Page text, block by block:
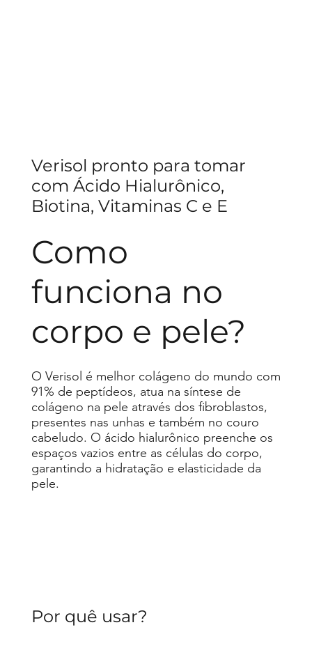
Verisol pronto para tomar
com Ácido Hialurônico,
Biotina, Vitaminas C e E
Como
funciona no
corpo e pele?
O Verisol é melhor colágeno do mundo com
91% de peptídeos, atua na síntese de
colágeno na pele através dos fibroblastos,
presentes nas unhas e também no couro
cabeludo. O ácido hialurônico preenche os
espaços vazios entre as células do corpo,
garantindo a hidratação e elasticidade da
pele.
Por quê usar?